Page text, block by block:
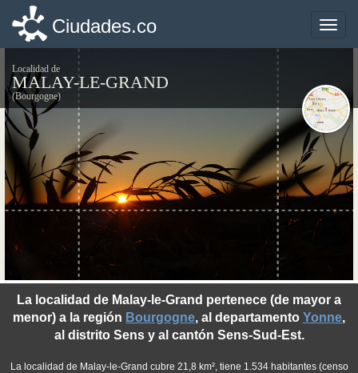
Toggle
Ciudades.co
Localidad de
MALAY-LE-GRAND
(Bourgogne)
La localidad de Malay-le-Grand pertenece (de mayor a
menor) a la región Bourgogne, al departamento Yonne,
al distrito Sens y al cantón Sens-Sud-Est.
La localidad de Malay-le-Grand cubre 21,8 km², tiene 1.534 habitantes (censo
Toggle
Ciudades.co